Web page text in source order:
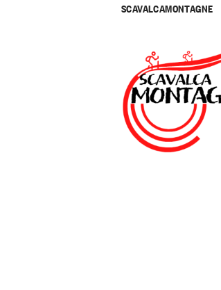
SCAVALCAMONTAGNE